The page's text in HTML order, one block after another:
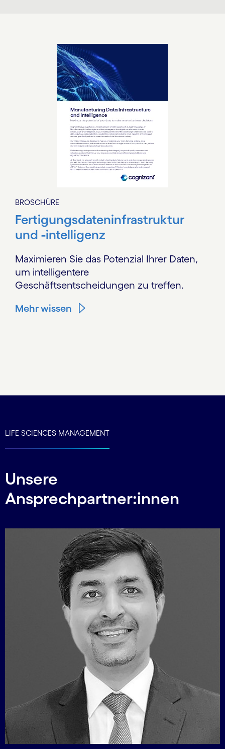
Carousel starts
BROSCHÜRE
Fertigungsdateninfrastruktur
und -intelligenz
Maximieren Sie das Potenzial Ihrer Daten,
um intelligentere
Geschäftsentscheidungen zu treffen.
Mehr wissen
LIFE SCIENCES MANAGEMENT
Unsere
Ansprechpartner:innen